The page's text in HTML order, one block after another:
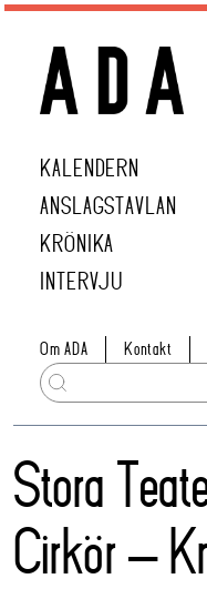
KALENDERN
ANSLAGSTAVLAN
KRÖNIKA
INTERVJU
Om ADA Kontakt
Stora
Cirkör –